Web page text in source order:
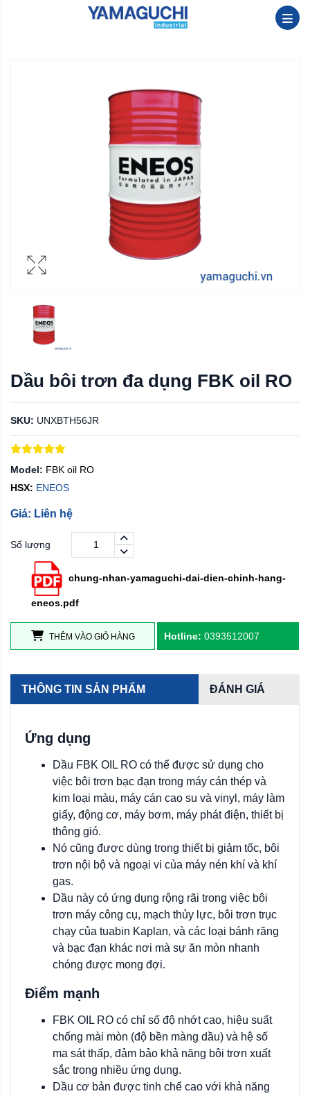
Dầu bôi trơn đa dụng FBK oil RO
SKU: UNXBTH56JR
Model: FBK oil RO
HSX: ENEOS
Giá: Liên hệ
Số lượng
chung-nhan-yamaguchi-dai-dien-chinh-hang-
eneos.pdf
THÊM VÀO GIỎ HÀNG Hotline: 0393512007
THÔNG TIN SẢN PHẨM ĐÁNH GIÁ
Ứng dụng
Dầu FBK OIL RO có thể được sử dụng cho
việc bôi trơn bạc đạn trong máy cán thép và
kim loại màu, máy cán cao su và vinyl, máy làm
giấy, động cơ, máy bơm, máy phát điện, thiết bị
thông gió.
Nó cũng được dùng trong thiết bị giảm tốc, bôi
trơn nội bộ và ngoại vi của máy nén khí và khí
gas.
Dầu này có ứng dụng rộng rãi trong việc bôi
trơn máy công cụ, mạch thủy lực, bôi trơn trục
chạy của tuabin Kaplan, và các loại bánh răng
và bạc đạn khác nơi mà sự ăn mòn nhanh
chóng được mong đợi.
Điểm mạnh
FBK OIL RO có chỉ số độ nhớt cao, hiệu suất
chống mài mòn (độ bền màng dầu) và hệ số
ma sát thấp, đảm bảo khả năng bôi trơn xuất
sắc trong nhiều ứng dụng.
Dầu cơ bản được tinh chế cao với khả năng